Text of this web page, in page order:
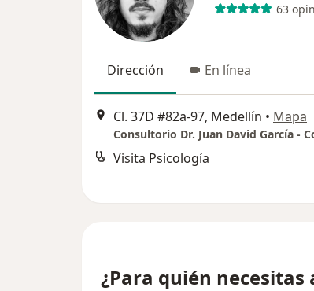
63
Dirección En línea
Cl. 37D #82a-97, Medellín • Mapa
Visita Psicología
¿Para quién necesitas